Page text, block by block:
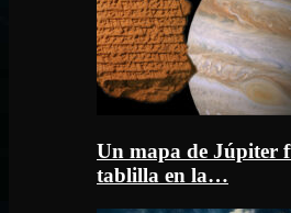
Un mapa de Júpiter
tablilla en la…